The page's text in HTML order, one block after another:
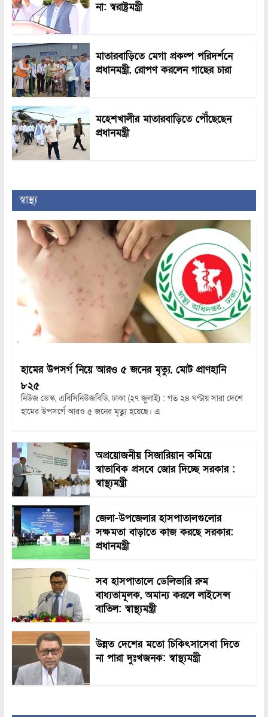
না: স্বরাষ্ট্রমন্ত্রী
মাতারবাড়িতে মেগা প্রকল্প পরিদর্শনে
প্রধানমন্ত্রী, রোপণ করলেন গাছের চারা
মহেশখালীর মাতারবাড়িতে পৌঁছেছেন
প্রধানমন্ত্রী
স্বাস্থ্য
হামের উপসর্গ নিয়ে আরও ৫ জনের মৃত্যু, মোট প্রাণহানি
৮২৫
নিউজ ডেস্ক, এবিসিনিউজবিডি, ঢাকা (২৭ জুলাই) : গত ২৪ ঘণ্টায় সারা দেশে
হামের উপসর্গে আরও ৫ জনের মৃত্যু হয়েছে। এ
অপ্রয়োজনীয় সিজারিয়ান কমিয়ে
স্বাভাবিক প্রসবে জোর দিচ্ছে সরকার :
স্বাস্থ্যমন্ত্রী
জেলা-উপজেলার হাসপাতালগুলোর
সক্ষমতা বাড়াতে কাজ করছে সরকার:
প্রধানমন্ত্রী
সব হাসপাতালে ডেলিভারি রুম
বাধ্যতামূলক, অমান্য করলে লাইসেন্স
বাতিল: স্বাস্থ্যমন্ত্রী
উন্নত দেশের মতো চিকিৎসাসেবা দিতে
না পারা দুঃখজনক: স্বাস্থ্যমন্ত্রী